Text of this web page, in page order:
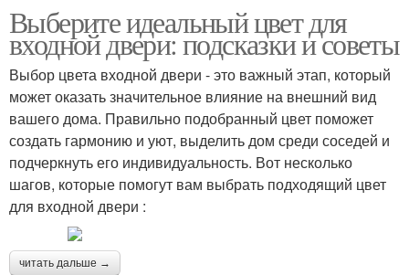
Выберите идеальный цвет для
входной двери: подсказки и советы
Выбор цвета входной двери - это важный этап, который
может оказать значительное влияние на внешний вид
вашего дома. Правильно подобранный цвет поможет
создать гармонию и уют, выделить дом среди соседей и
подчеркнуть его индивидуальность. Вот несколько
шагов, которые помогут вам выбрать подходящий цвет
для входной двери :
читать дальше →